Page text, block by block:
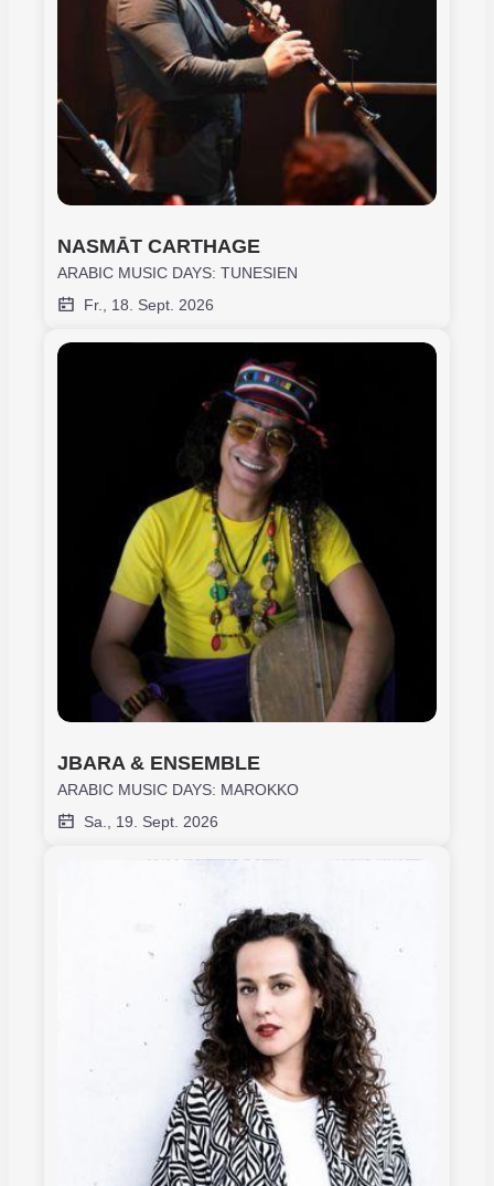
NASMĀT CARTHAGE
ARABIC MUSIC DAYS: TUNESIEN
Fr., 18. Sept. 2026
JBARA & ENSEMBLE
ARABIC MUSIC DAYS: MAROKKO
Sa., 19. Sept. 2026